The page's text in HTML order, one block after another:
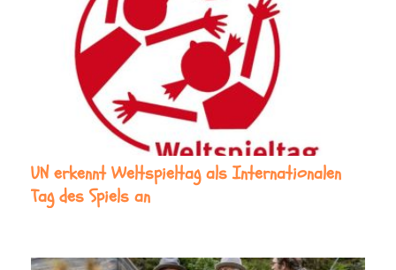
UN erkennt Weltspieltag als Internationalen
Tag des Spiels an